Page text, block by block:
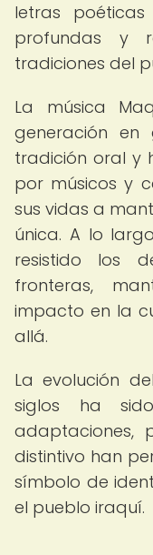
letras
profundas y
tradiciones del
La música
generación
tradición oral y
por músicos y
sus vidas a
única. A lo
resistido los
fronteras,
impacto en la
allá.
La evolución
siglos ha
adaptaciones,
distintivo han
símbolo de
el pueblo iraquí.